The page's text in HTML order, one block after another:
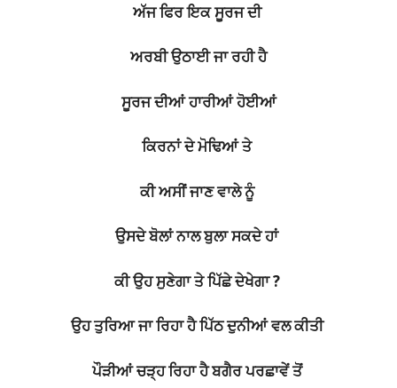
ਅੱਜ ਫਿਰ ਇਕ ਸੂਰਜ ਦੀ
ਅਰਬੀ ਉਠਾਈ ਜਾ ਰਹੀ ਹੈ
ਸੂਰਜ ਦੀਆਂ ਹਾਰੀਆਂ ਹੋਈਆਂ
ਕਿਰਨਾਂ ਦੇ ਮੋਢਿਆਂ ਤੇ
ਕੀ ਅਸੀਂ ਜਾਣ ਵਾਲੇ ਨੂੰ
ਉਸਦੇ ਬੋਲਾਂ ਨਾਲ ਬੁਲਾ ਸਕਦੇ ਹਾਂ
ਕੀ ਉਹ ਸੁਣੇਗਾ ਤੇ ਪਿੱਛੇ ਦੇਖੇਗਾ ?
ਉਹ ਤੁਰਿਆ ਜਾ ਰਿਹਾ ਹੈ ਪਿੱਠ ਦੁਨੀਆਂ ਵਲ ਕੀਤੀ
ਪੌੜੀਆਂ ਚੜ੍ਹ ਰਿਹਾ ਹੈ ਬਗੈਰ ਪਰਛਾਵੇਂ ਤੋਂ